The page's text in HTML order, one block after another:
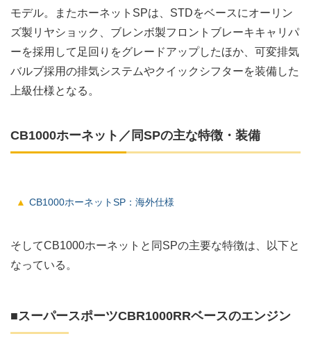
モデル。またホーネットSPは、STDをベースにオーリン
ズ製リヤショック、ブレンボ製フロントブレーキキャリパ
ーを採用して足回りをグレードアップしたほか、可変排気
バルブ採用の排気システムやクイックシフターを装備した
上級仕様となる。
CB1000ホーネット／同SPの主な特徴・装備
CB1000ホーネットSP：海外仕様
そしてCB1000ホーネットと同SPの主要な特徴は、以下と
なっている。
■スーパースポーツCBR1000RRベースのエンジン